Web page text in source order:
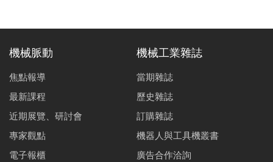
機械脈動
焦點報導
最新課程
近期展覽、研討會
專家觀點
電子報櫃
機械工業雜誌
當期雜誌
歷史雜誌
訂購雜誌
機器人與工具機叢書
廣告合作洽詢